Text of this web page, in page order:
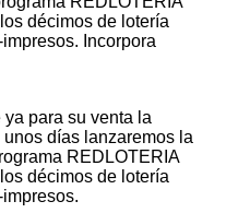
décimos de lotería
Incorpora
para su venta la
días lanzaremos la
REDLOTERIA
décimos de lotería